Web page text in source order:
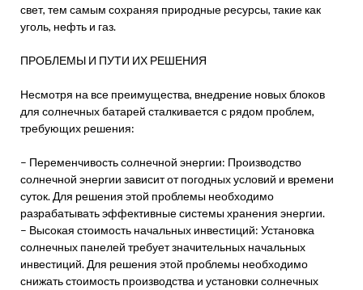
свет, тем самым сохраняя природные ресурсы, такие как
уголь, нефть и газ.
ПРОБЛЕМЫ И ПУТИ ИХ РЕШЕНИЯ
Несмотря на все преимущества, внедрение новых блоков
для солнечных батарей сталкивается с рядом проблем,
требующих решения:
– Переменчивость солнечной энергии: Производство
солнечной энергии зависит от погодных условий и времени
суток. Для решения этой проблемы необходимо
разрабатывать эффективные системы хранения энергии.
– Высокая стоимость начальных инвестиций: Установка
солнечных панелей требует значительных начальных
инвестиций. Для решения этой проблемы необходимо
снижать стоимость производства и установки солнечных